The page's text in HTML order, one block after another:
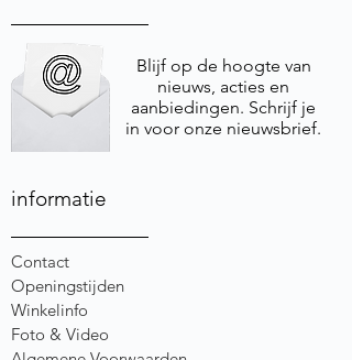
Blijf op de hoogte van
nieuws, acties en
aanbiedingen. Schrijf je
in voor onze nieuwsbrief.
informatie
Contact
Openingstijden
Winkelinfo
Foto & Video